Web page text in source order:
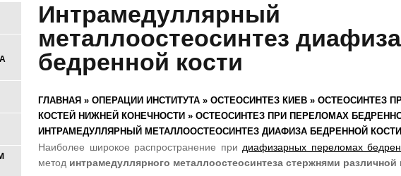
Интрамедуллярный
металлоостеосинтез диафиза
бедренной кости
ГЛАВНАЯ » ОПЕРАЦИИ ИНСТИТУТА » ОСТЕОСИНТЕЗ КИЕВ » ОСТЕОСИНТЕЗ
КОСТЕЙ НИЖНЕЙ КОНЕЧНОСТИ » ОСТЕОСИНТЕЗ ПРИ ПЕРЕЛОМАХ
ИНТРАМЕДУЛЛЯРНЫЙ МЕТАЛЛООСТЕОСИНТЕЗ ДИАФИЗА БЕДРЕННОЙ КОСТИ
Наиболее широкое распространение при диафизарных переломах
метод интрамедуллярного металлоостеосинтеза стержнями различной